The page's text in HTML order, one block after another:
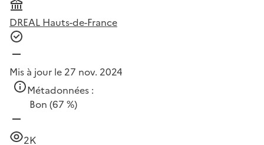
DREAL Hauts-de-France
Mis à jour le 27 nov. 2024
Métadonnées :
Bon (67 %)
2K